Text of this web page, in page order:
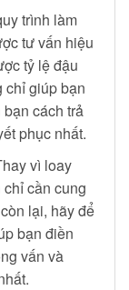
trình làm
tư vấn hiệu
tỷ lệ đậu
chỉ giúp bạn
cách trả
phục nhất.
vì loay
cần cung
lại, hãy để
bạn điền
vấn và